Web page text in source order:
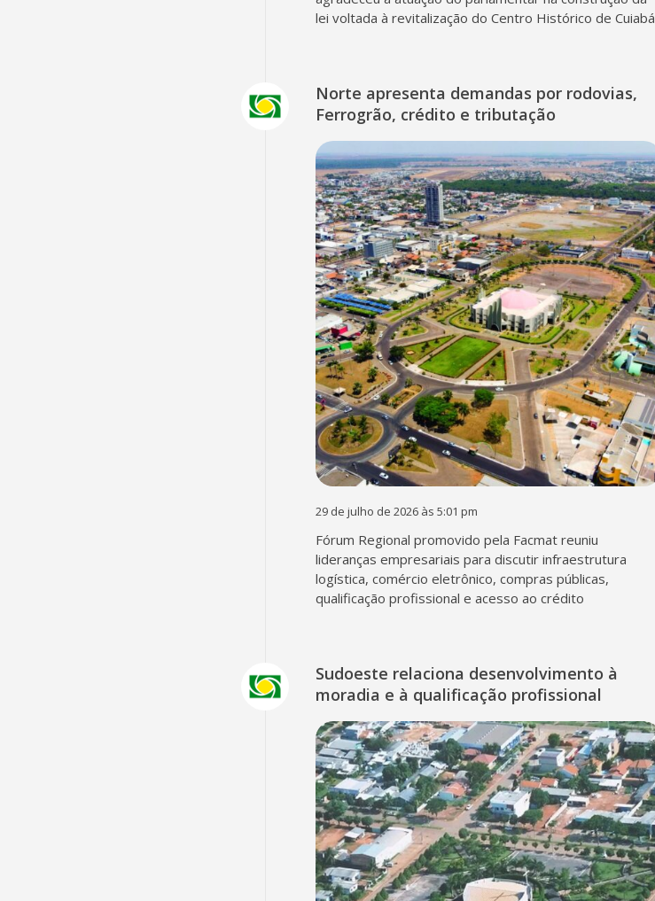
lei voltada à revitalização do Centro Histórico de Cuiabá
Norte apresenta demandas por rodovias,
Ferrogrão, crédito e tributação
29 de julho de 2026 às 5:01 pm
Fórum Regional promovido pela Facmat reuniu
lideranças empresariais para discutir infraestrutura
logística, comércio eletrônico, compras públicas,
qualificação profissional e acesso ao crédito
Sudoeste relaciona desenvolvimento à
moradia e à qualificação profissional